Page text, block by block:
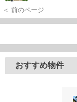
＜ 前のページ
おすすめ物件